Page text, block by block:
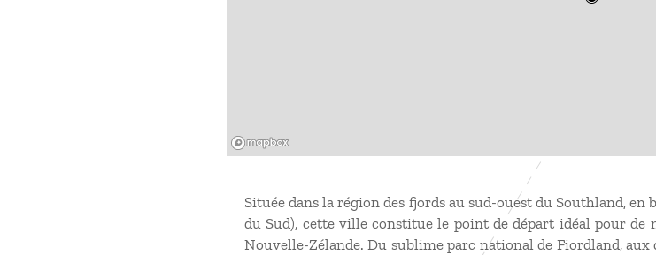
Située dans la région des fjords au sud-ouest du Southland,
du Sud), cette ville constitue le point de départ idéal pour de
Nouvelle-Zélande. Du sublime parc national de Fiordland,